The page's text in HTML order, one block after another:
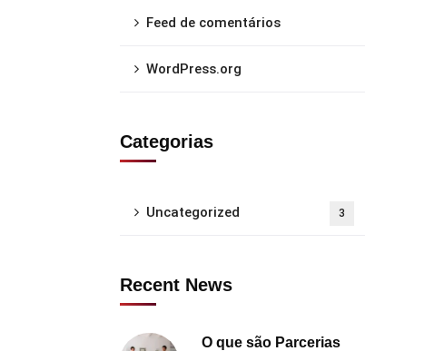
Feed de comentários
WordPress.org
Categorias
Uncategorized 3
Recent News
O que são Parcerias